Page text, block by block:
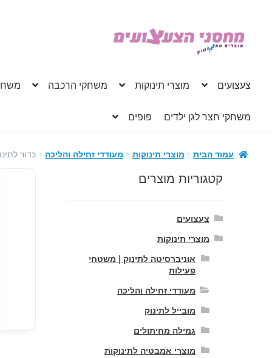
דלג
לניווט
לדלג
לתוכן
צעצועים מוצרי תינוקות משחקי הרכבה
משחקי חצר לגן ילדים פופים
עמוד הבית מוצרי תינוקות מעודדי זחילה והליכה כדור
קטגוריות מוצרים
צעצועים
מוצרי תינוקות
אוניברסיטה לתינוק | משטחי
פעילות
מעודדי זחילה והליכה
מובייל לתינוק
גמילה מחיתולים
מוצרי אמבטיה לתינוקות